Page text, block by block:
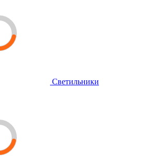
Светильники